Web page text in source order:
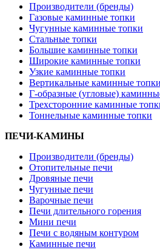
Производители (бренды)
Газовые каминные топки
Чугунные каминные топки
Стальные топки
Большие каминные топки
Широкие каминные топки
Узкие каминные топки
Вертикальные каминные топки
Г-образные (угловые)
Трехсторонние каминные
Тоннельные каминные топки
ПЕЧИ-КАМИНЫ
Производители (бренды)
Отопительные печи
Дровяные печи
Чугунные печи
Варочные печи
Печи длительного горения
Мини печи
Печи с водяным контуром
Каминные печи